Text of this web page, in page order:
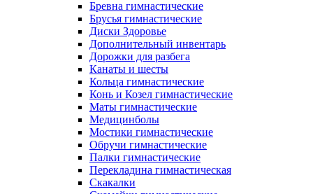
Бревна гимнастические
Брусья гимнастические
Диски Здоровье
Дополнительный инвентарь
Дорожки для разбега
Канаты и шесты
Кольца гимнастические
Конь и Козел гимнастические
Маты гимнастические
Медицинболы
Мостики гимнастические
Обручи гимнастические
Палки гимнастические
Перекладина гимнастическая
Скакалки